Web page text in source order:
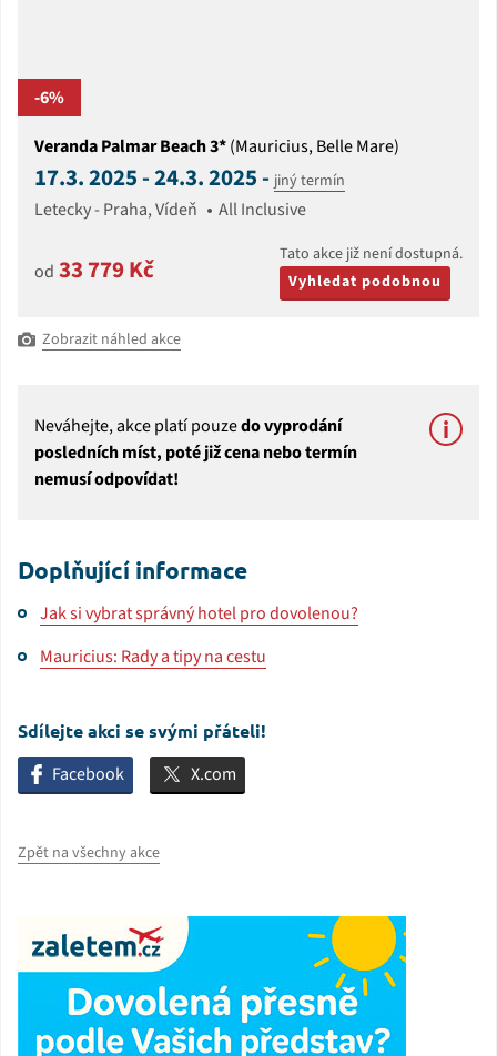
-6%
Veranda Palmar Beach 3*(Mauricius, Belle Mare)
17.3. 2025 - 24.3. 2025 - jiný termín
Letecky - Praha, Vídeň All Inclusive
od 33 779 Kč
Tato akce již není dostupná.
Vyhledat podobnou
Zobrazit náhled akce
Neváhejte, akce platí pouzedo vyprodání
posledních míst, poté již cena nebo termín
nemusí odpovídat!
Doplňující informace
Jak si vybrat správný hotel pro dovolenou?
Mauricius: Rady a tipy na cestu
Sdílejte akci se svými přáteli!
Facebook X.com
Zpět na všechny akce